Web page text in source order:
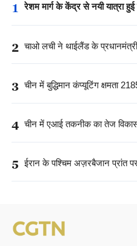
1 रेशम मार्ग के केंद्र से नयी यात्रा
2 चाओ लची ने थाईलैंड के
3 चीन में बुद्धिमान कंप्यूटिंग क्षमता
4 चीन में एआई तकनीक का तेज
5 ईरान के पश्चिम अज़रबैजान प्रांत